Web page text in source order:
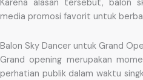
Karena alasan tersebut, balon
media promosi favorit untuk
Balon Sky Dancer untuk Grand
Grand opening merupakan
perhatian publik dalam waktu